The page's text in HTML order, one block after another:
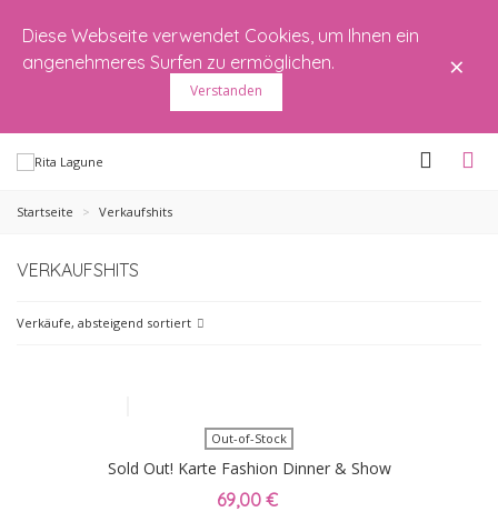
Diese Webseite verwendet Cookies, um Ihnen ein
angenehmeres Surfen zu ermöglichen.
Verstanden
×
Startseite > Verkaufshits
VERKAUFSHITS
Verkäufe, absteigend sortiert
Out-of-Stock
Sold Out! Karte Fashion Dinner & Show
✨SHE. The Power of Softness✨ 24.10.25
69,00 €